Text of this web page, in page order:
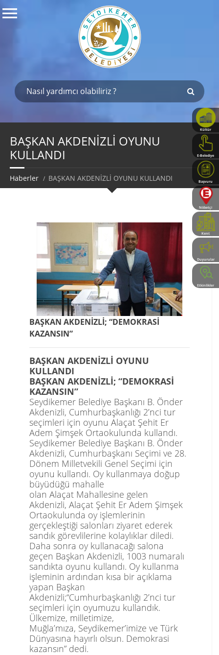
Kültür
Haritası
E-Belediye
Başvuru
Rehberi
Nöbetçi
Eczaneler
Kent
Rehberi
Duyurular
Etkinlikler
BAŞKAN AKDENİZLİ OYUNU
KULLANDI
Haberler BAŞKAN AKDENİZLİ OYUNU KULLANDI
BAŞKAN AKDENİZLİ; “DEMOKRASİ
KAZANSIN”
BAŞKAN AKDENİZLİ OYUNU
KULLANDI
BAŞKAN AKDENİZLİ; “DEMOKRASİ
KAZANSIN”
Seydikemer Belediye Başkanı B. Önder
Akdenizli, Cumhurbaşkanlığı 2’nci tur
seçimleri için oyunu Alaçat Şehit Er
Adem Şimşek Ortaokulunda kullandı.
Seydikemer Belediye Başkanı B. Önder
Akdenizli, Cumhurbaşkanı Seçimi ve 28.
Dönem Milletvekili Genel Seçimi için
oyunu kullandı. Oy kullanmaya doğup
büyüdüğü mahalle
olan Alaçat Mahallesine gelen
Akdenizli, Alaçat Şehit Er Adem Şimşek
Ortaokulunda oy işlemlerinin
gerçekleştiği salonları ziyaret ederek
sandık görevlilerine kolaylıklar diledi.
Daha sonra oy kullanacağı salona
geçen Başkan Akdenizli, 1003 numaralı
sandıkta oyunu kullandı. Oy kullanma
işleminin ardından kısa bir açıklama
yapan Başkan
Akdenizli;“Cumhurbaşkanlığı 2’nci tur
seçimleri için oyumuzu kullandık.
Ülkemize, milletimize,
Muğla’mıza, Seydikemer’imize ve Türk
Dünyasına hayırlı olsun. Demokrasi
kazansın” dedi.